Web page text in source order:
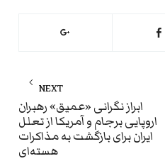
NEXT
ابراز نگرانی «عمیق» رهبران
اروپایی برجام و آمریکا از تعلل
ایران برای بازگشت به مذاکرات
هسته‌ای